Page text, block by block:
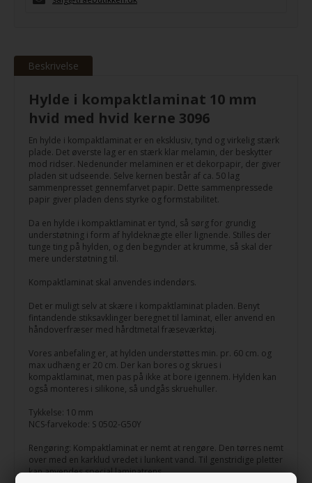
Beskrivelse
Hylde i kompaktlaminat 10 mm
hvid med hvid kerne 3096
En hylde i kompaktlaminat er en eksklusiv, tynd og virkelig stærk
plade. Det øverste lag er en stærk klar melamin, der beskytter
mod ridser. Nedenunder melaminen er et dekorpapir, der giver
pladen sit udseende. Selve kernen består af ca. 50 lag
sammenpresset gennemfarvet papir. Dette sammenpressede
papir giver pladen dens styrke og formstabilitet.
Da en hylde i kompaktlaminat er tynd, så sørg for grundig
understøtning i form af hyldeknægte eller lignende. Stilles der
tunge ting på hylden, og den begynder at krumme, så skal der
mere understøtning til.
Kompaktlaminat skal anvendes indendørs.
Det er muligt selv at skære i kompaktlaminat pladen. Benyt
fintandende stiksavklinger beregnet til laminat, eller anvend en
håndoverfræser med hårdtmetal fræseværktøj.
Vores anbefaling er, at hylden understøttes min. pr. 60 cm. og
max udhæng er 20 cm. Der kan bores og skrues i
kompaktlaminat, men pas på ikke at bore igennem. Hylden kan
også monteres i silikone, så undgås skruehuller.
Tykkelse: 10 mm
NCS-farvekode: S 0502-G50Y
Rengøring: Kompaktlaminat er nemt at rengøre. Den tørres nemt
over med en karklud vredet i lunkent vand. Til genstridige pletter
kan anvendes special laminatrens.